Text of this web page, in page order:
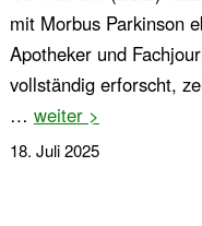
mit Morbus Parkinson
Apotheker und
vollständig erforscht,
… weiter >
18. Juli 2025